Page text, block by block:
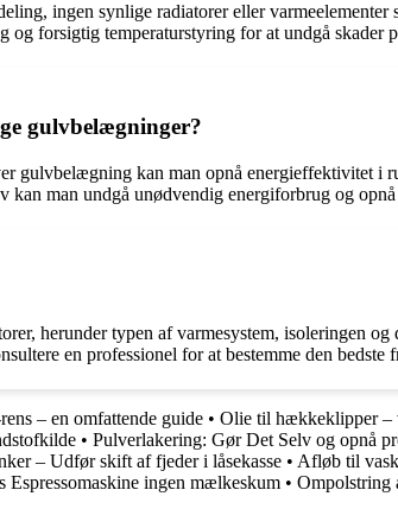
ingen synlige radiatorer eller varmeelementer
forsigtig temperaturstyring for at undgå skader
gulvbelægninger?
gulvbelægning kan man opnå energieffektivitet i
man undgå unødvendig energiforbrug og
herunder typen af varmesystem, isoleringen
en professionel for at bestemme den
– en omfattende guide • Olie til hækkeklipper –
• Pulverlakering: Gør Det Selv og opnå
– Udfør skift af fjeder i låsekasse • Afløb til
Espressomaskine ingen mælkeskum • Ompolstring